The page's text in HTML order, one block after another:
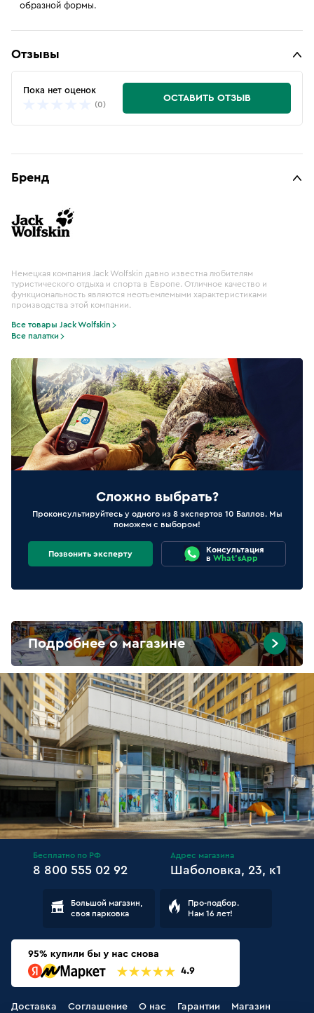
образной формы.
Отзывы
Пока нет оценок
(0)
ОСТАВИТЬ ОТЗЫВ
Бренд
Немецкая компания Jack Wolfskin давно известна любителям
туристического отдыха и спорта в Европе. Отличное качество и
функциональность являются неотъемлемыми характеристиками
производства этой компании.
Все товары Jack Wolfskin
Все палатки
Сложно выбрать?
Проконсультируйтесь у одного из 8 экспертов 10 Баллов. Мы
поможем с выбором!
Позвонить эксперту
Консультация
в What'sApp
Подробнее о магазине
Бесплатно по РФ
8 800 555 02 92
Адрес магазина
Шаболовка, 23, к1
Большой магазин,
своя парковка
Про-подбор.
Нам 16 лет!
Доставка Соглашение О нас Гарантии Магазин